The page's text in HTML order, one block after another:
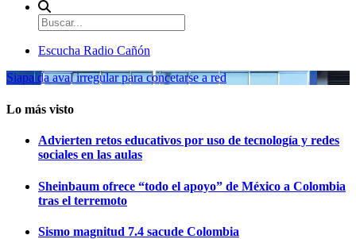
Escucha Radio Cañón
Siapa da aval irregular para concetarse a red
Lo más visto
Advierten retos educativos por uso de tecnología y redes
sociales en las aulas
Sheinbaum ofrece “todo el apoyo” de México a Colombia
tras el terremoto
Sismo magnitud 7.4 sacude Colombia